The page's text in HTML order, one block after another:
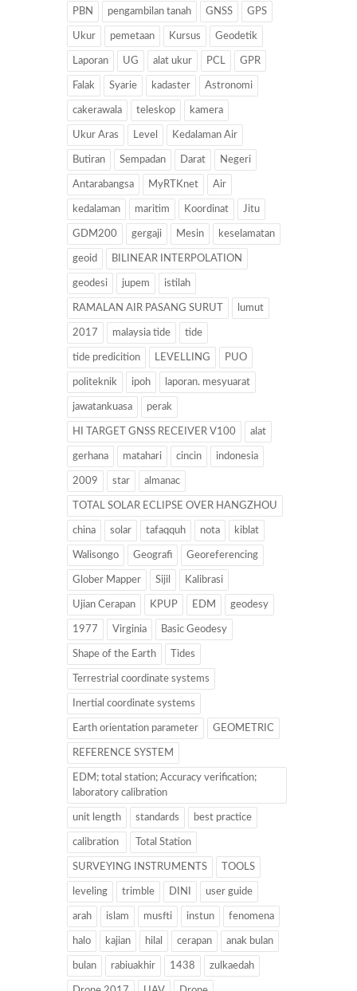
PBN pengambilan tanah GNSS GPS
Ukur pemetaan Kursus Geodetik
Laporan UG alat ukur PCL GPR
Falak Syarie kadaster Astronomi
cakerawala teleskop kamera
Ukur Aras Level Kedalaman Air
Butiran Sempadan Darat Negeri
Antarabangsa MyRTKnet Air
kedalaman maritim Koordinat Jitu
GDM200 gergaji Mesin keselamatan
geoid BILINEAR INTERPOLATION
geodesi jupem istilah
RAMALAN AIR PASANG SURUT lumut
2017 malaysia tide tide
tide predicition LEVELLING PUO
politeknik ipoh laporan. mesyuarat
jawatankuasa perak
HI TARGET GNSS RECEIVER V100 alat
gerhana matahari cincin indonesia
2009 star almanac
TOTAL SOLAR ECLIPSE OVER HANGZHOU
china solar tafaqquh nota kiblat
Walisongo Geografi Georeferencing
Glober Mapper Sijil Kalibrasi
Ujian Cerapan KPUP EDM geodesy
1977 Virginia Basic Geodesy
Shape of the Earth Tides
Terrestrial coordinate systems
Inertial coordinate systems
Earth orientation parameter GEOMETRIC
REFERENCE SYSTEM
EDM; total station; Accuracy verification;
laboratory calibration
unit length standards best practice
calibration Total Station
SURVEYING INSTRUMENTS TOOLS
leveling trimble DINI user guide
arah islam musfti instun fenomena
halo kajian hilal cerapan anak bulan
bulan rabiuakhir 1438 zulkaedah